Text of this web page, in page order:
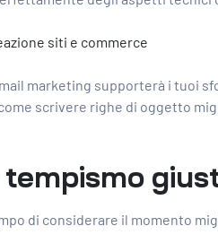
siti e commerce
marketing supporterà i tuoi
scrivere righe di oggetto
di considerare il momento